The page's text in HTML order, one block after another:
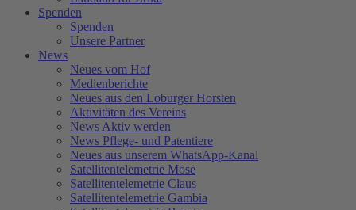
Spenden
Spenden
Unsere Partner
News
Neues vom Hof
Medienberichte
Neues aus den Loburger Horsten
Aktivitäten des Vereins
News Aktiv werden
News Pflege- und Patentiere
Neues aus unserem WhatsApp-Kanal
Satellitentelemetrie Mose
Satellitentelemetrie Claus
Satellitentelemetrie Gambia